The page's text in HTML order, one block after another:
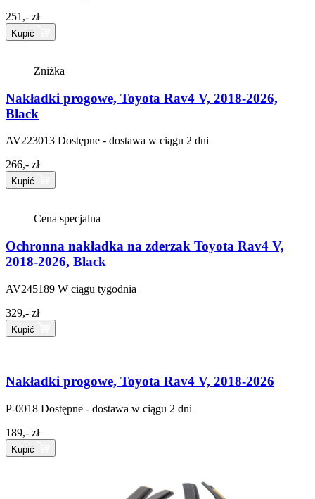
251,- zł
Kupić
Zniżka
Nakładki progowe, Toyota Rav4 V, 2018-2026,
Black
AV223013 Dostępne - dostawa w ciągu 2 dni
266,- zł
Kupić
Cena specjalna
Ochronna nakładka na zderzak Toyota Rav4 V,
2018-2026, Black
AV245189 W ciągu tygodnia
329,- zł
Kupić
Nakładki progowe, Toyota Rav4 V, 2018-2026
P-0018 Dostępne - dostawa w ciągu 2 dni
189,- zł
Kupić